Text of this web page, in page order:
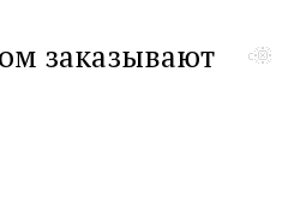
заказывают